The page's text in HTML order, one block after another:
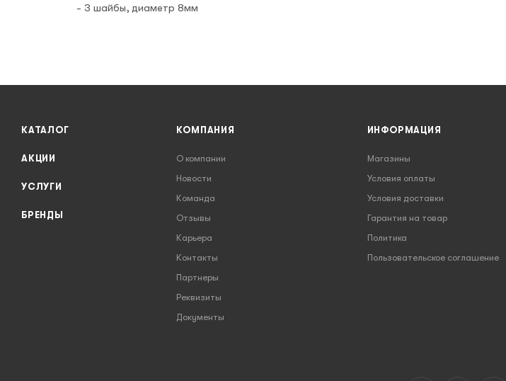
- 3 шайбы, диаметр 8мм
КАТАЛОГ
АКЦИИ
УСЛУГИ
БРЕНДЫ
КОМПАНИЯ
О компании
Новости
Команда
Отзывы
Карьера
Контакты
Партнеры
Реквизиты
Документы
ИНФОРМАЦИЯ
Магазины
Условия оплаты
Условия доставки
Гарантия на товар
Политика
Пользовательское соглашение